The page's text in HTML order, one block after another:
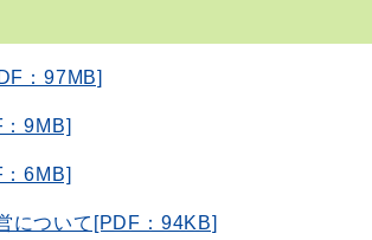
：97MB]
9MB]
6MB]
について[PDF：94KB]